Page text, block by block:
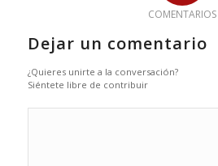
COMENTARIOS
Dejar un comentario
¿Quieres unirte a la conversación?
Siéntete libre de contribuir